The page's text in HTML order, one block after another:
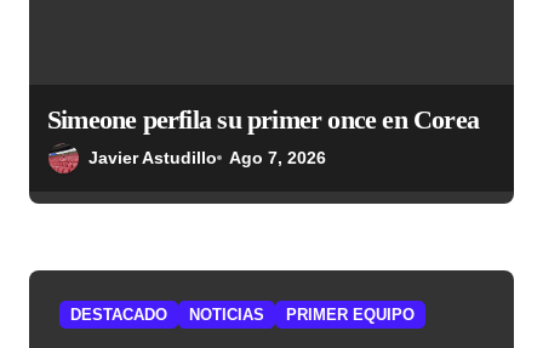
Simeone perfila su primer once en Corea
Javier Astudillo Ago 7, 2026
DESTACADO NOTICIAS PRIMER EQUIPO